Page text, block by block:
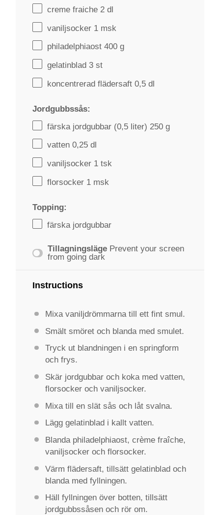
creme fraiche 2 dl
vaniljsocker 1 msk
philadelphiaost 400 g
gelatinblad 3 st
koncentrerad flädersaft 0,5 dl
Jordgubbssås:
färska jordgubbar (0,5 liter) 250 g
vatten 0,25 dl
vaniljsocker 1 tsk
florsocker 1 msk
Topping:
färska jordgubbar
Tillagningsläge Prevent your screen
from going dark
Instructions
Mixa vaniljdrömmarna till ett fint smul.
Smält smöret och blanda med smulet.
Tryck ut blandningen i en springform
och frys.
Skär jordgubbar och koka med vatten,
florsocker och vaniljsocker.
Mixa till en slät sås och låt svalna.
Lägg gelatinblad i kallt vatten.
Blanda philadelphiaost, crème fraîche,
vaniljsocker och florsocker.
Värm flädersaft, tillsätt gelatinblad och
blanda med fyllningen.
Häll fyllningen över botten, tillsätt
jordgubbssåsen och rör om.